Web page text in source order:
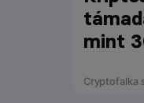
mint
Cryptofalka